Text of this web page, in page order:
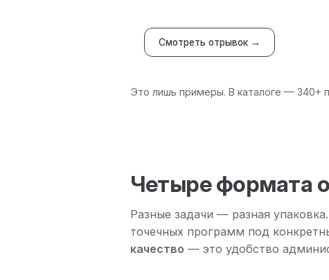
Смотреть отрывок →
Это лишь примеры. В каталоге — 340+
Четыре формата
Разные задачи — разная
точечных программ под
качество — это удобство